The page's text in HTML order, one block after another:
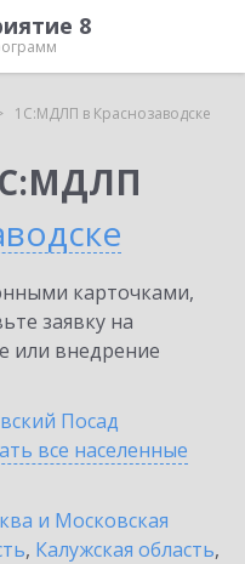
8
1С:МДЛП в Краснозаводске
карточками,
заявку на
или внедрение
Посад
все населенные
и Московская
, Калужская область,